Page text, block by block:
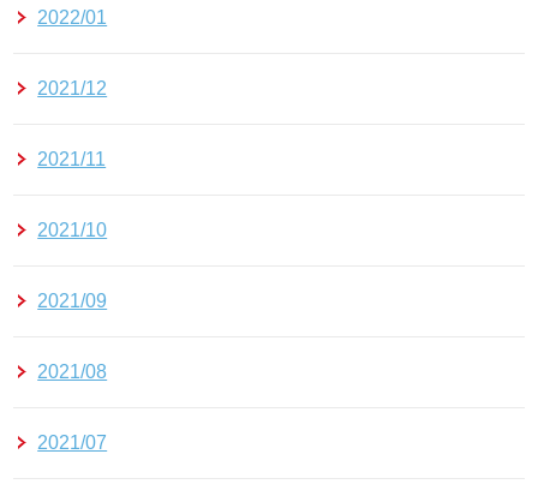
2022/01
2021/12
2021/11
2021/10
2021/09
2021/08
2021/07